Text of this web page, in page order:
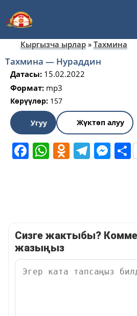
Кыргызча ырлар » Тахмина
Тахмина — Нураддин
Датасы: 15.02.2022
Формат: mp3
Көрүүлөр: 157
Угуу Жүктөп алуу
Facebook
WhatsApp
Сизге жактыбы?
жазыңыз